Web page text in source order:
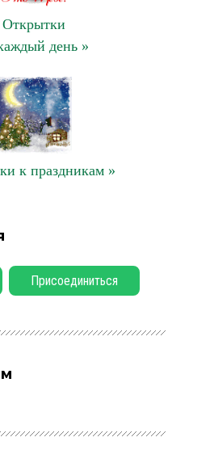
Открытки
день »
к праздникам »
Присоединиться